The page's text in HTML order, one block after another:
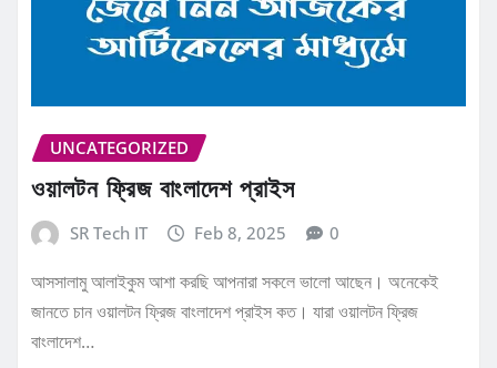
UNCATEGORIZED
ওয়ালটন ফ্রিজ বাংলাদেশ প্রাইস
SR Tech IT Feb 8, 2025 0
আসসালামু আলাইকুম আশা করছি আপনারা সকলে ভালো আছেন। অনেকেই
জানতে চান ওয়ালটন ফ্রিজ বাংলাদেশ প্রাইস কত। যারা ওয়ালটন ফ্রিজ
বাংলাদেশ…